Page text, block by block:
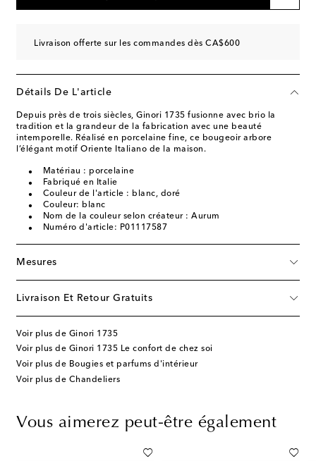
Livraison offerte sur les commandes dès CA$600
Détails De L'article
Depuis près de trois siècles, Ginori 1735 fusionne avec brio la
tradition et la grandeur de la fabrication avec une beauté
intemporelle. Réalisé en porcelaine fine, ce bougeoir arbore
l’élégant motif Oriente Italiano de la maison.
Matériau : porcelaine
Fabriqué en Italie
Couleur de l'article : blanc, doré
Couleur: blanc
Nom de la couleur selon créateur : Aurum
Numéro d'article: P01117587
Mesures
Livraison Et Retour Gratuits
Voir plus de Ginori 1735
Voir plus de Ginori 1735 Le confort de chez soi
Voir plus de Bougies et parfums d'intérieur
Voir plus de Chandeliers
Vous aimerez peut-être également